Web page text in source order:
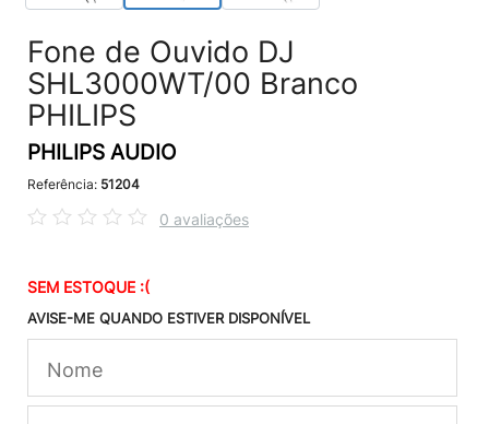
Fone de Ouvido DJ
SHL3000WT/00 Branco
PHILIPS
PHILIPS AUDIO
Referência: 51204
0 avaliações
SEM ESTOQUE :(
AVISE-ME QUANDO ESTIVER DISPONÍVEL